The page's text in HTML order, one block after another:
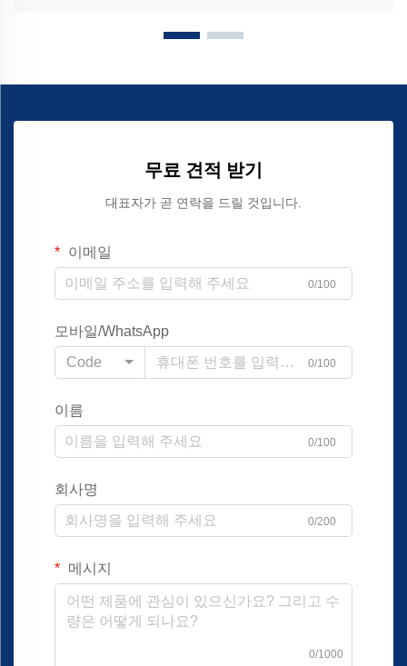
무료 견적 받기
대표자가 곧 연락을 드릴 것입니다.
이메일
0/100
모바일/WhatsApp
Code
0/100
이름
0/100
회사명
0/200
메시지
0/1000